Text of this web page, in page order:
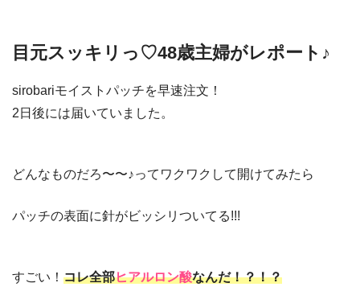
目元スッキリっ♡48歳主婦がレポート♪
sirobariモイストパッチを早速注文！
2日後には届いていました。
どんなものだろ〜〜♪ってワクワクして開けてみたら
パッチの表面に針がビッシリついてる!!!
すごい！ コレ全部ヒアルロン酸なんだ！？！？